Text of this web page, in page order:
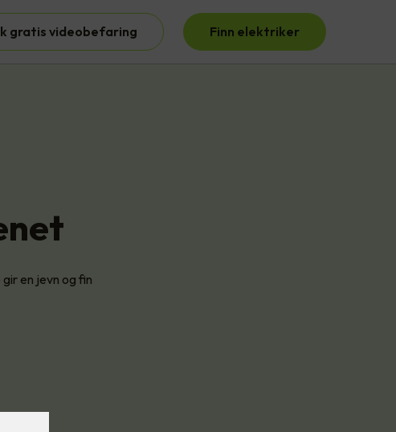
gratis videobefaring Finn elektriker
en jevn og fin